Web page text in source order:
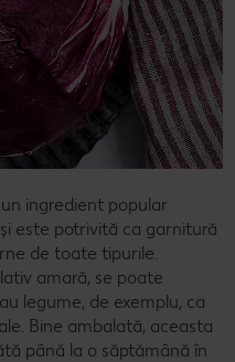
ingredient popular
este potrivită ca garnitură
de toate tipurile.
amară, se poate
legume, de exemplu, ca
Bine ambalată, aceasta
până la o săptămână în